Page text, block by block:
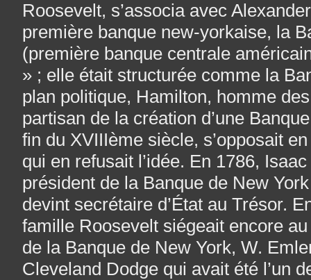
Roosevelt, s’associa avec
première banque new-yorkaise, la
(première banque centrale
» ; elle était structurée comme la
plan politique, Hamilton, homme
partisan de la création d’une
fin du XVIIIème siècle, s’opposait
qui en refusait l’idée. En 1786,
président de la Banque de New
devint secrétaire d’État au Trésor.
famille Roosevelt siégeait encore
de la Banque de New York, W.
Cleveland Dodge qui avait été l’un